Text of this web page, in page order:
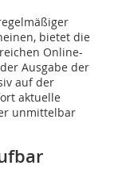
bietet die
Online-
Ausgabe der
auf der
aktuelle
unmittelbar